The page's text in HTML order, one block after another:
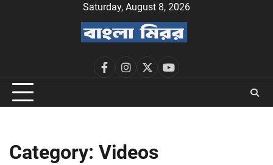
Saturday, August 8, 2026
facebookinstagram
twitteryoutube
Category: Videos